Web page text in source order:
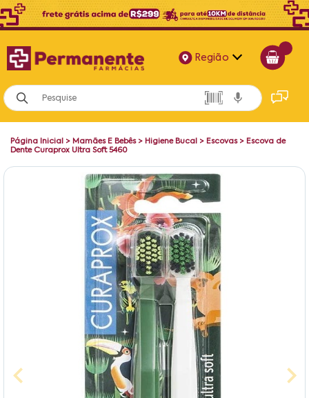
Região
Alagoas
Bahia
Pernambuco
Página Inicial > Mamães E Bebês> Higiene Bucal > Escovas> Escova de
Dente Curaprox Ultra Soft 5460